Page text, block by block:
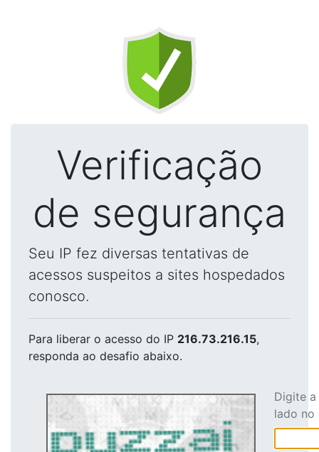
Verificação
de segurança
Seu IP fez diversas tentativas de
acessos suspeitos a sites hospedados
conosco.
Para liberar o acesso do IP 216.73.216.15,
responda ao desafio abaixo.
Digite
lado no